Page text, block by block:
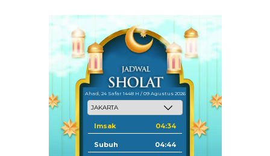
Ahad, 24 Safar 1448 H / 09 Agustus 2026
Imsak 04:34
Subuh 04:44